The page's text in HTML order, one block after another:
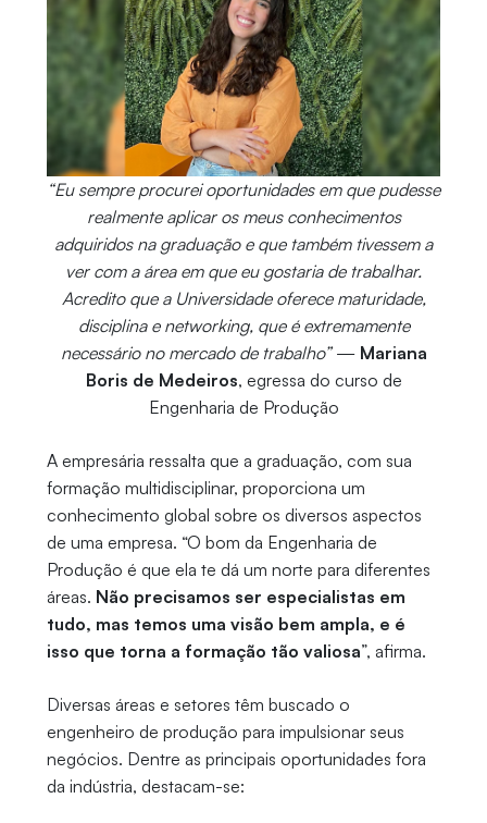
“Eu sempre procurei oportunidades em que pudesse
realmente aplicar os meus conhecimentos
adquiridos na graduação e que também tivessem a
ver com a área em que eu gostaria de trabalhar.
Acredito que a Universidade oferece maturidade,
disciplina e networking, que é extremamente
necessário no mercado de trabalho”— Mariana
Boris de Medeiros, egressa do curso de
Engenharia de Produção
A empresária ressalta que a graduação, com sua
formação multidisciplinar, proporciona um
conhecimento global sobre os diversos aspectos
de uma empresa. “O bom da Engenharia de
Produção é que ela te dá um norte para diferentes
áreas. Não precisamos ser especialistas em
tudo, mas temos uma visão bem ampla, e é
isso que torna a formação tão valiosa”, afirma.
Diversas áreas e setores têm buscado o
engenheiro de produção para impulsionar seus
negócios. Dentre as principais oportunidades fora
da indústria, destacam-se: